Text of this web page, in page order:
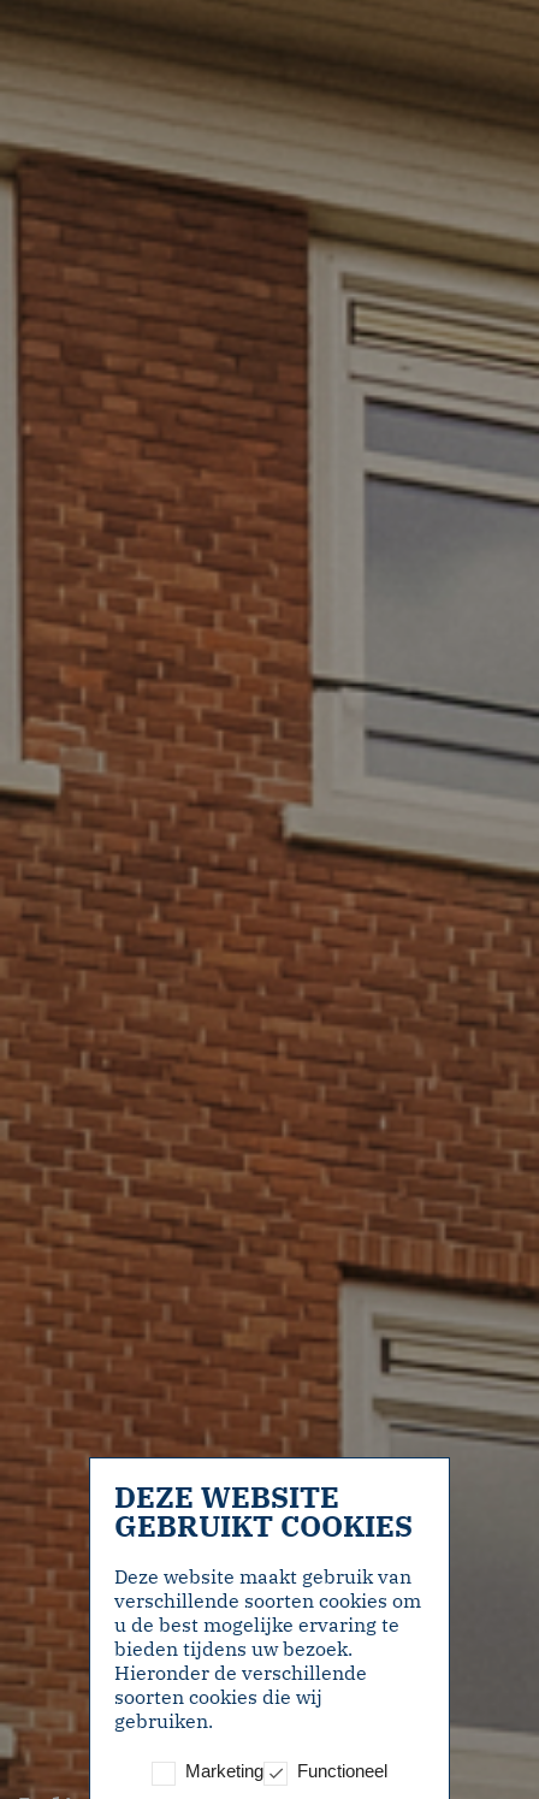
DEZE WEBSITE
GEBRUIKT COOKIES
Deze website maakt gebruik van
verschillende soorten cookies om
u de best mogelijke ervaring te
bieden tijdens uw bezoek.
Hieronder de verschillende
soorten cookies die wij
gebruiken.
Marketing Functioneel